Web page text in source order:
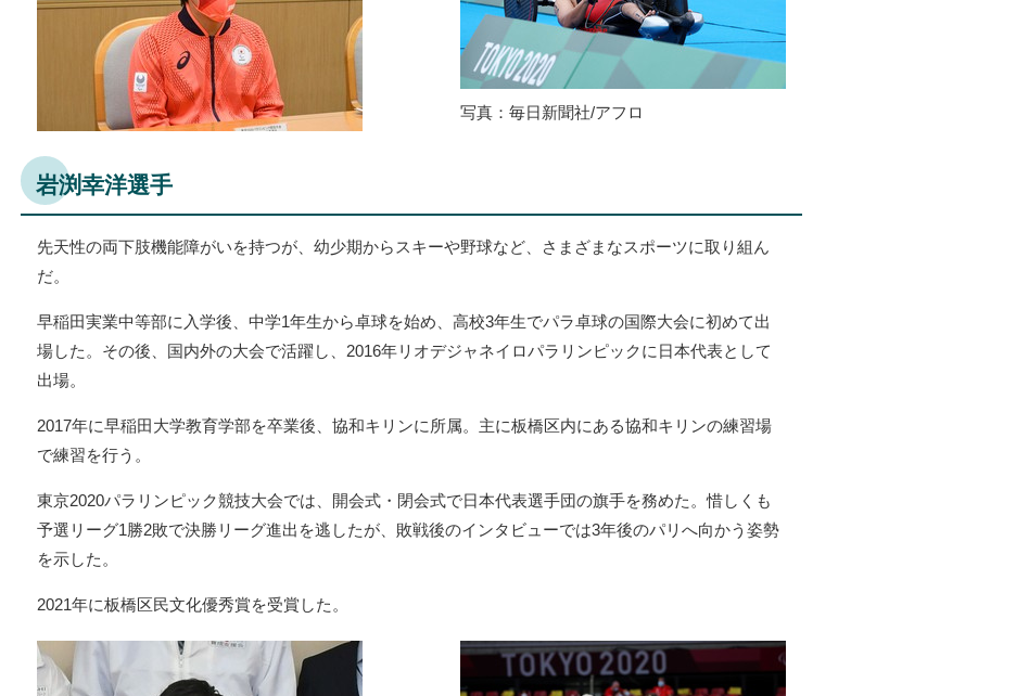
写真：毎日新聞社/アフロ
岩渕幸洋選手
先天性の両下肢機能障がいを持つが、幼少期からスキーや野球など、さまざまなスポーツに取り組ん
だ。
早稲田実業中等部に入学後、中学1年生から卓球を始め、高校3年生でパラ卓球の国際大会に初めて出
場した。その後、国内外の大会で活躍し、2016年リオデジャネイロパラリンピックに日本代表として
出場。
2017年に早稲田大学教育学部を卒業後、協和キリンに所属。主に板橋区内にある協和キリンの練習場
で練習を行う。
東京2020パラリンピック競技大会では、開会式・閉会式で日本代表選手団の旗手を務めた。惜しくも
予選リーグ1勝2敗で決勝リーグ進出を逃したが、敗戦後のインタビューでは3年後のパリへ向かう姿勢
を示した。
2021年に板橋区民文化優秀賞を受賞した。